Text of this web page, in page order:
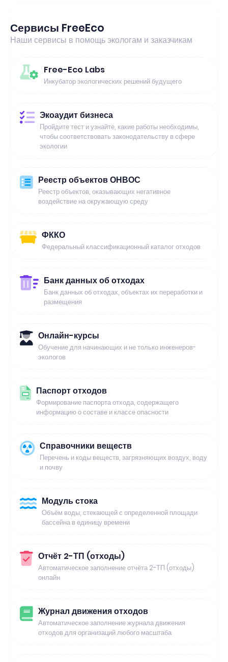
Сервисы FreeEco
Наши сервисы в помощь экологам и заказчикам
Free-Eco Labs
Инкубатор экологических решений будущего
Экоаудит бизнеса
Пройдите тест и узнайте, какие работы необходимы,
чтобы соответствовать законодательству в сфере
экологии
Реестр объектов ОНВОС
Реестр объектов, оказывающих негативное
воздействие на окружающую среду
ФККО
Федеральный классификационный каталог отходов
Банк данных об отходах
Банк данных об отходах, объектах их переработки и
размещения
Онлайн-курсы
Обучение для начинающих и не только инженеров-
экологов
Паспорт отходов
Формирование паспорта отхода, содержащего
информацию о составе и классе опасности
Справочники веществ
Перечень и коды веществ, загрязняющих воздух, воду
и почву
Модуль стока
Объём воды, стекающей с определенной площади
бассейна в единицу времени
Отчёт 2-ТП (отходы)
Автоматическое заполнение отчёта 2-ТП (отходы)
онлайн
Журнал движения отходов
Автоматическое заполнение журнала движения
отходов для организаций любого масштаба